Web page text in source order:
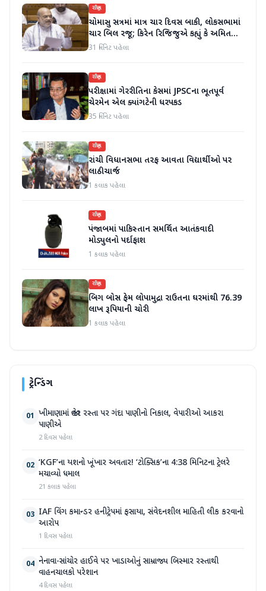
રાષ્ટ્રીય
ચોમાસુ સત્રમાં માત્ર ચાર દિવસ બાકી, લોકસભામાં
ચાર બિલ રજૂ; કિરેન રિજિજુએ કહ્યું કે અમિત
શાહ ચર્ચા પછી જવાબ આપશે
31 મિનિટ પહેલા
રાષ્ટ્રીય
પરીક્ષામાં ગેરરીતિના કેસમાં JPSCના ભૂતપૂર્વ
ચેરમેન એલ ક્યાંગટેની ધરપકડ
35 મિનિટ પહેલા
રાષ્ટ્રીય
રાંચી વિધાનસભા તરફ આવતા વિદ્યાર્થીઓ પર
લાઠીચાર્જ
1 કલાક પહેલા
રાષ્ટ્રીય
પંજાબમાં પાકિસ્તાન સમર્થિત આતંકવાદી
મોડ્યુલનો પર્દાફાશ
1 કલાક પહેલા
રાષ્ટ્રીય
બિગ બોસ ફેમ લોપામુદ્રા રાઉતના ઘરમાંથી 76.39
લાખ રૂપિયાની ચોરી
1 કલાક પહેલા
ટ્રેન્ડિંગ
01 ખીમાણામાં જાહેર રસ્તા પર ગંદા પાણીનો નિકાલ, વેપારીઓ આકરા
પાણીએ
2 દિવસ પહેલા
02 ‘KGF’ના યશનો ખૂંખાર અવતાર! ‘ટોક્સિક’ના 4:38 મિનિટના ટ્રેલરે
મચાવ્યો ધમાલ
21 કલાક પહેલા
03 IAF વિંગ કમાન્ડર હનીટ્રેપમાં ફસાયા, સંવેદનશીલ માહિતી લીક કરવાનો
આરોપ
1 દિવસ પહેલા
04 નેનાવા-સાંચોર હાઈવે પર ખાડાઓનું સામ્રાજ્ય બિસ્માર રસ્તાથી
વાહનચાલકો પરેશાન
4 દિવસ પહેલા